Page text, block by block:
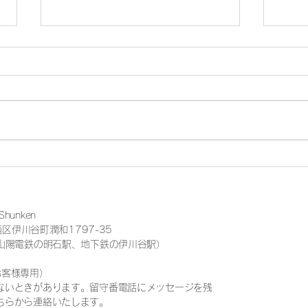
Shunken周年イベントを終え
ヨガ
伊川谷町潤和1797-35
陽電鉄の明石駅、地下鉄の伊川谷駅）
専用）
いときがあります。留守番電話にメッセージを残
から連絡いたします。